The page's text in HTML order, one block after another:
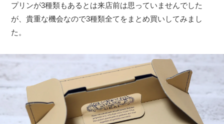
プリンが3種類もあるとは来店前は思っていませんでした
が、貴重な機会なので3種類全てをまとめ買いしてみまし
た。